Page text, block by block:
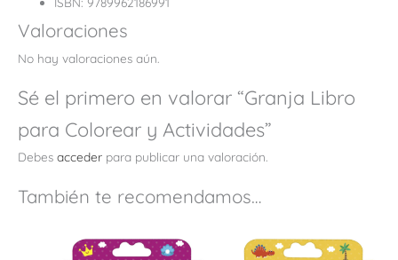
Valoraciones
No hay valoraciones aún.
Sé el primero en valorar “Granja Libro
para Colorear y Actividades”
Debes acceder para publicar una valoración.
También te recomendamos…